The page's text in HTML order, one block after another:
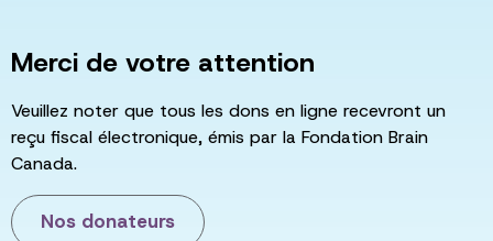
Merci de votre attention
Veuillez noter que tous les dons en ligne recevront un
reçu fiscal électronique, émis par la Fondation Brain
Canada.
Nos donateurs